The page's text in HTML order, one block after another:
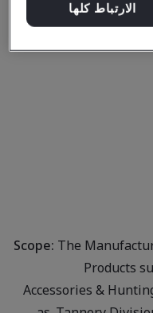
Scope:The
Products
Accessories &
الارتباط كلها